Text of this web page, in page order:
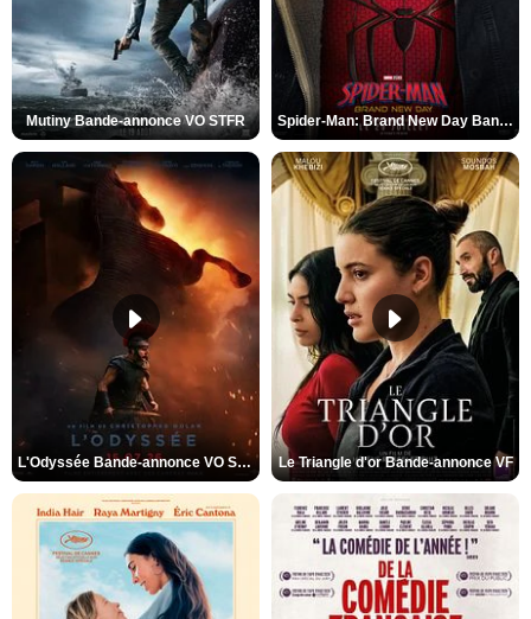
Mutiny Bande-annonce VO STFR Spider-Man: Brand New Day Bande-annonce VO STFR
L'Odyssée Bande-annonce VO STFR Le Triangle d'or Bande-annonce VF